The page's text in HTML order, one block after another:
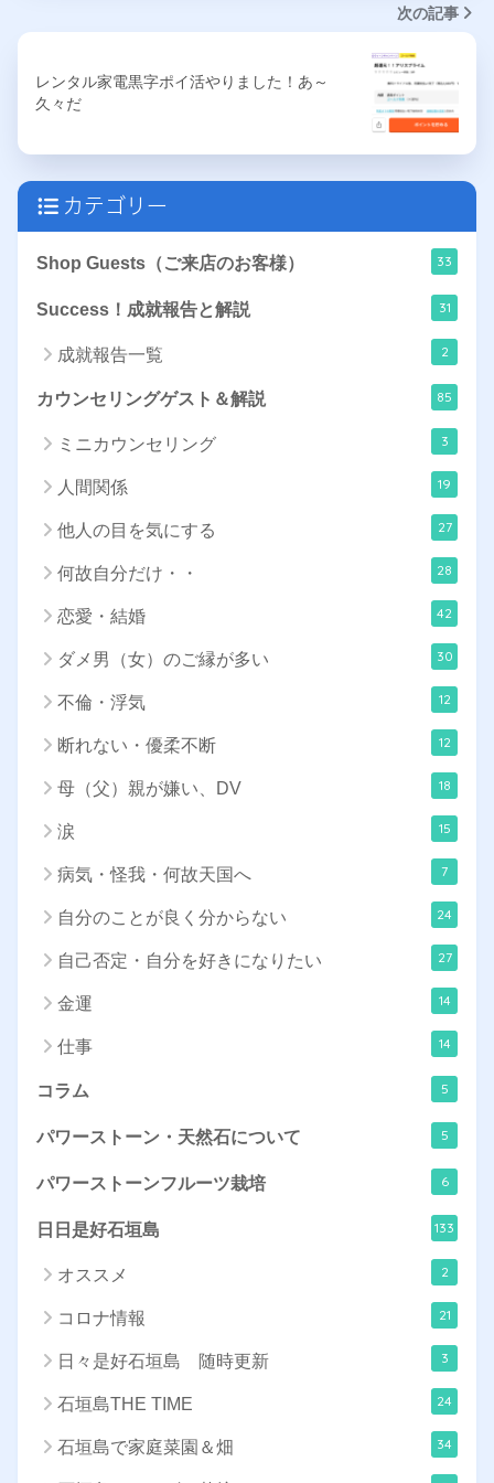
次の記事
レンタル家電黒字ポイ活やりました！あ～
久々だ
カテゴリー
Shop Guests（ご来店のお客様） 33
Success！成就報告と解説 31
成就報告一覧 2
カウンセリングゲスト＆解説 85
ミニカウンセリング 3
人間関係 19
他人の目を気にする 27
何故自分だけ・・ 28
恋愛・結婚 42
ダメ男（女）のご縁が多い 30
不倫・浮気 12
断れない・優柔不断 12
母（父）親が嫌い、DV 18
涙 15
病気・怪我・何故天国へ 7
自分のことが良く分からない 24
自己否定・自分を好きになりたい 27
金運 14
仕事 14
コラム 5
パワーストーン・天然石について 5
パワーストーンフルーツ栽培 6
日日是好石垣島 133
オススメ 2
コロナ情報 21
日々是好石垣島 随時更新 3
石垣島THE TIME 24
石垣島で家庭菜園＆畑 34